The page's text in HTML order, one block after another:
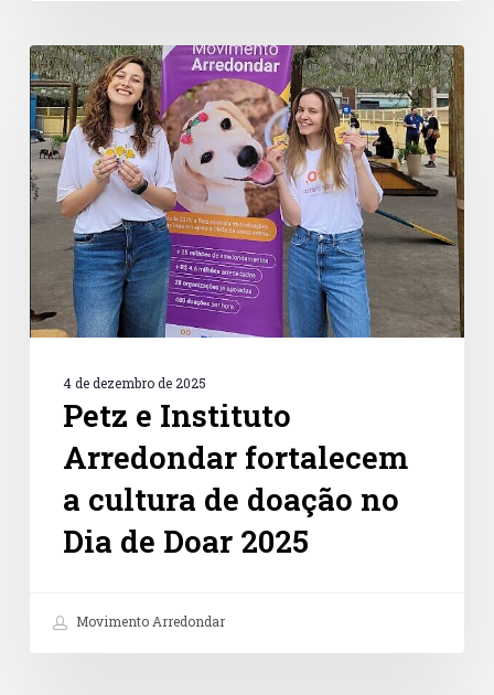
Petz
e
Instituto
Arredondar
fortalecem
a
cultura
de
doação
no
Dia
de
4 de dezembro de 2025
Petz e Instituto
Arredondar fortalecem
a cultura de doação no
Dia de Doar 2025
Movimento Arredondar